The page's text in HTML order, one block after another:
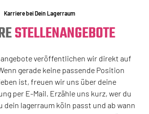
Karriere bei Dein Lagerraum
STELLENANGEBOTE
veröffentlichen wir direkt auf
gerade keine passende Position
ist, freuen wir uns über deine
per E‑Mail. Erzähle uns kurz, wer du
dein lagerraum köln passt und ab wann